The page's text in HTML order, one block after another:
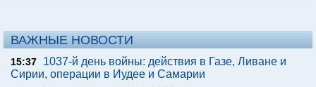
ВАЖНЫЕ НОВОСТИ
15:37
1037-й день войны: действия в Газе, Ливане и
Сирии, операции в Иудее и Самарии